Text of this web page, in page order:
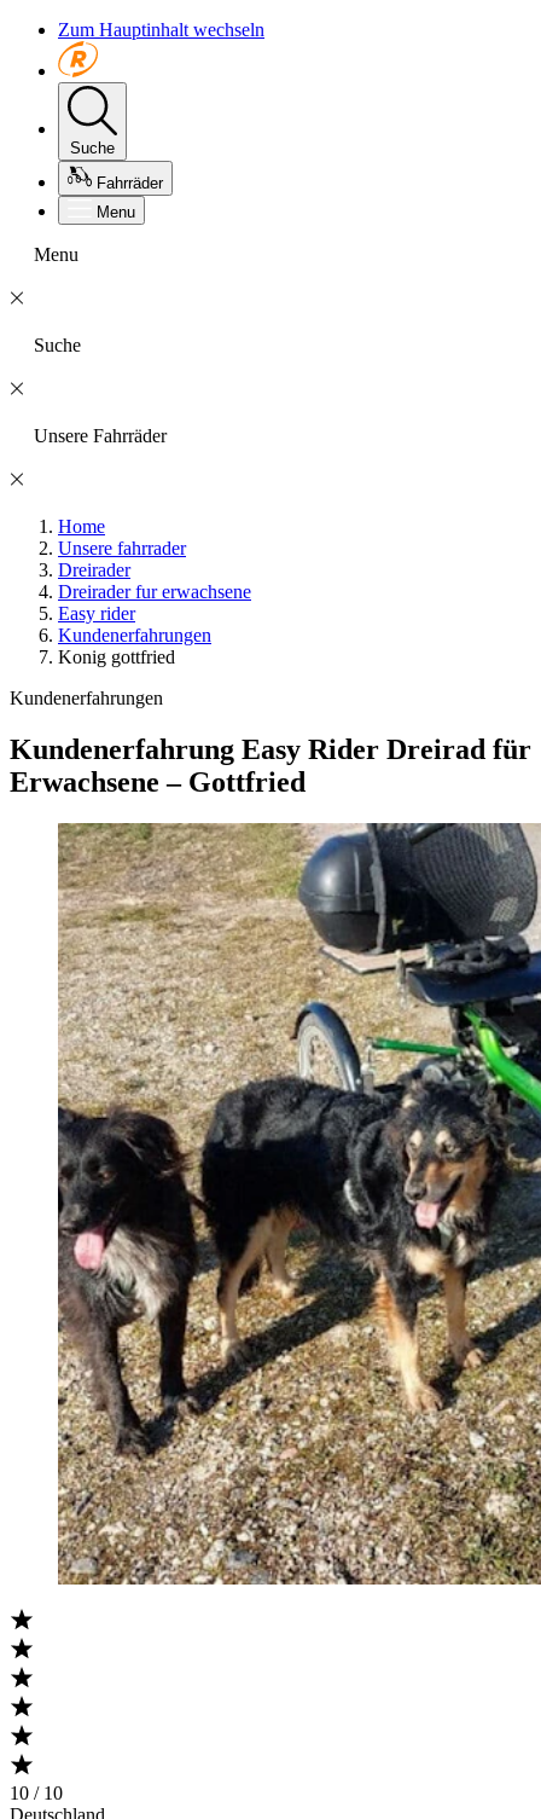
Zum Hauptinhalt wechseln
Suche
Fahrräder
Menu
Menu
Suche
Unsere Fahrräder
Home
Unsere fahrrader
Dreirader
Dreirader fur erwachsene
Easy rider
Kundenerfahrungen
Konig gottfried
Kundenerfahrungen
Kundenerfahrung Easy Rider Dreirad für
Erwachsene – Gottfried
10 / 10
Deutschland